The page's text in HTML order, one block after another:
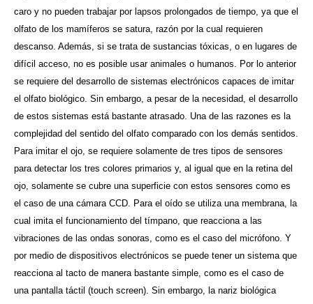
caro y no pueden trabajar por lapsos prolongados de tiempo, ya que el
olfato de los mamíferos se satura, razón por la cual requieren
descanso. Además, si se trata de sustancias tóxicas, o en lugares de
difícil acceso, no es posible usar animales o humanos. Por lo anterior
se requiere del desarrollo de sistemas electrónicos capaces de imitar
el olfato biológico. Sin embargo, a pesar de la necesidad, el desarrollo
de estos sistemas está bastante atrasado. Una de las razones es la
complejidad del sentido del olfato comparado con los demás sentidos.
Para imitar el ojo, se requiere solamente de tres tipos de sensores
para detectar los tres colores primarios y, al igual que en la retina del
ojo, solamente se cubre una superficie con estos sensores como es
el caso de una cámara CCD. Para el oído se utiliza una membrana, la
cual imita el funcionamiento del tímpano, que reacciona a las
vibraciones de las ondas sonoras, como es el caso del micrófono. Y
por medio de dispositivos electrónicos se puede tener un sistema que
reacciona al tacto de manera bastante simple, como es el caso de
una pantalla táctil (touch screen). Sin embargo, la nariz biológica